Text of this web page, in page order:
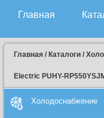
Главная
Главная / Каталоги /
Electric PUHY-
Холодоснабжение